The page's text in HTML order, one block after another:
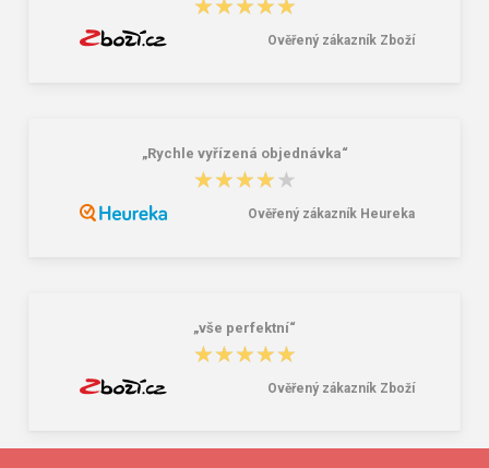
★★★★★
★★★★★
Ověřený zákazník Zboží
„Rychle vyřízená objednávka“
★★★★★
★★★★★
Ověřený zákazník Heureka
„vše perfektní“
★★★★★
★★★★★
Ověřený zákazník Zboží